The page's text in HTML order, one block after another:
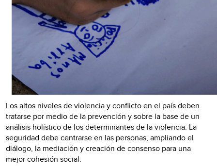
Los altos niveles de violencia y conflicto en el país deben
tratarse por medio de la prevención y sobre la base de un
análisis holístico de los determinantes de la violencia. La
seguridad debe centrarse en las personas, ampliando el
diálogo, la mediación y creación de consenso para una
mejor cohesión social.